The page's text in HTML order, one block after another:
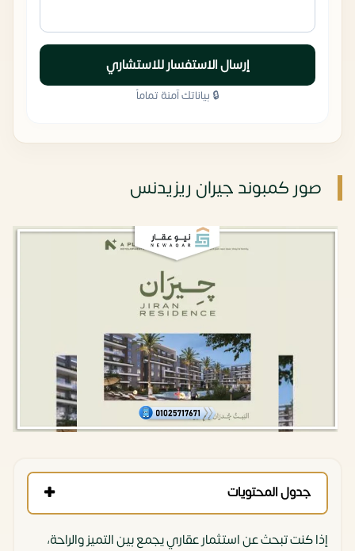
إرسال الاستفسار للاستشاري
🔒 بياناتك آمنة تماماً
صور كمبوند جيران ريزيدنس
جدول المحتويات
إذا كنت تبحث عن استثمار عقاري يجمع بين التميز والراحة،